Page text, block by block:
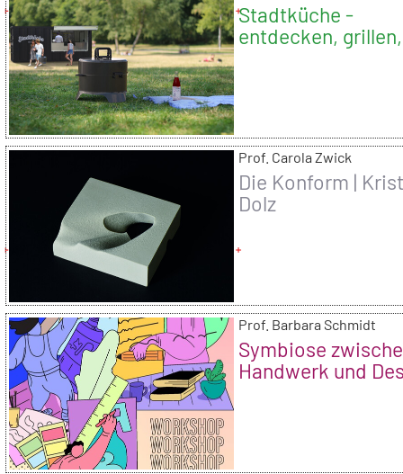
Stadtküche -
entdecken, grillen,
genießen | Julian
Prof. Carola Zwick
Die Konform |
Dolz
Prof. Barbara Schmidt
Symbiose
Handwerk und